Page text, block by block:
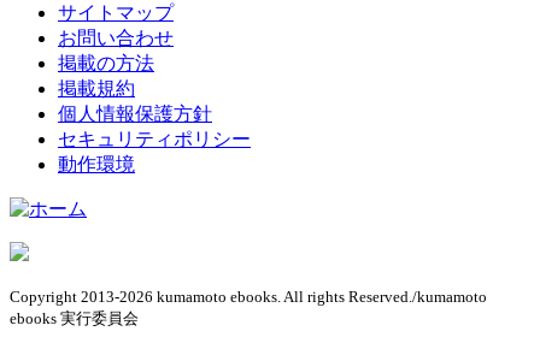
サイトマップ
お問い合わせ
掲載の方法
掲載規約
個人情報保護方針
セキュリティポリシー
動作環境
Copyright 2013-2026 kumamoto ebooks. All rights Reserved./kumamoto
ebooks 実行委員会